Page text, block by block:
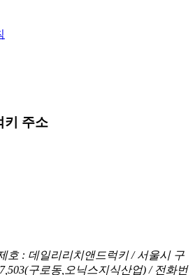
호 : 데일리리치앤드럭키 /서울시 구
구로동,오닉스지식산업) / 전화번